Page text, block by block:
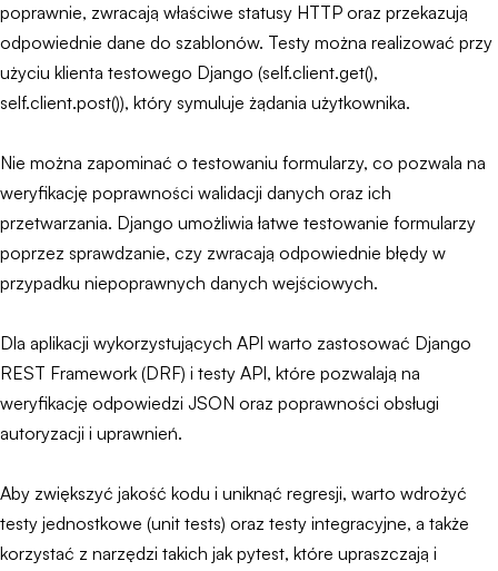
poprawnie, zwracają właściwe statusy HTTP oraz przekazują
odpowiednie dane do szablonów. Testy można realizować przy
użyciu klienta testowego Django (self.client.get(),
self.client.post()), który symuluje żądania użytkownika.
Nie można zapominać o testowaniu formularzy, co pozwala na
weryfikację poprawności walidacji danych oraz ich
przetwarzania. Django umożliwia łatwe testowanie formularzy
poprzez sprawdzanie, czy zwracają odpowiednie błędy w
przypadku niepoprawnych danych wejściowych.
Dla aplikacji wykorzystujących API warto zastosować Django
REST Framework (DRF) i testy API, które pozwalają na
weryfikację odpowiedzi JSON oraz poprawności obsługi
autoryzacji i uprawnień.
Aby zwiększyć jakość kodu i uniknąć regresji, warto wdrożyć
testy jednostkowe (unit tests) oraz testy integracyjne, a także
korzystać z narzędzi takich jak pytest, które upraszczają i